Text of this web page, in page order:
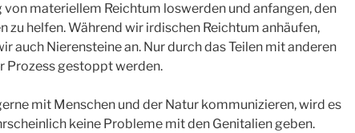
von materiellem Reichtum loswerden und anfangen, den
zu helfen. Während wir irdischen Reichtum anhäufen,
auch Nierensteine ​​an. Nur durch das Teilen mit anderen
Prozess gestoppt werden.
mit Menschen und der Natur kommunizieren, wird es
keine Probleme mit den Genitalien geben.